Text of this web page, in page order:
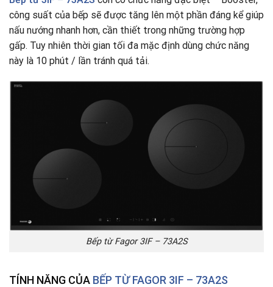
công suất của bếp sẽ được tăng lên một phần đáng kể giúp
nấu nướng nhanh hơn, cần thiết trong những trường hợp
gấp. Tuy nhiên thời gian tối đa mặc định dùng chức năng
này là 10 phút / lần tránh quá tải.
Bếp từ Fagor 3IF – 73A2S
TÍNH NĂNG CỦA BẾP TỪ FAGOR 3IF – 73A2S